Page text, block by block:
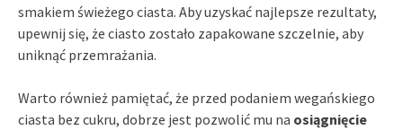
smakiem świeżego ciasta. Aby uzyskać najlepsze rezultaty,
upewnij się, że ciasto zostało zapakowane szczelnie, aby
uniknąć przemrażania.
Warto również pamiętać, że przed podaniem wegańskiego
ciasta bez cukru, dobrze jest pozwolić mu na osiągnięcie